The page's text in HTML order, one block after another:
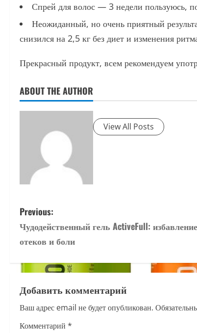
Спрей для волос — 3 недели пользуюсь,
Неожиданный, но очень приятный
снизился на 2,5 кг без диет и изменения
Прекрасный продукт, всем рекомендуем
ABOUT THE AUTHOR
View All Posts
P
o
t
n
a
Previous:
Чудодейственный гель ActiveFull:
отеков и боли
Добавить комментарий
Ваш адрес email не будет опубликован.
Комментарий *